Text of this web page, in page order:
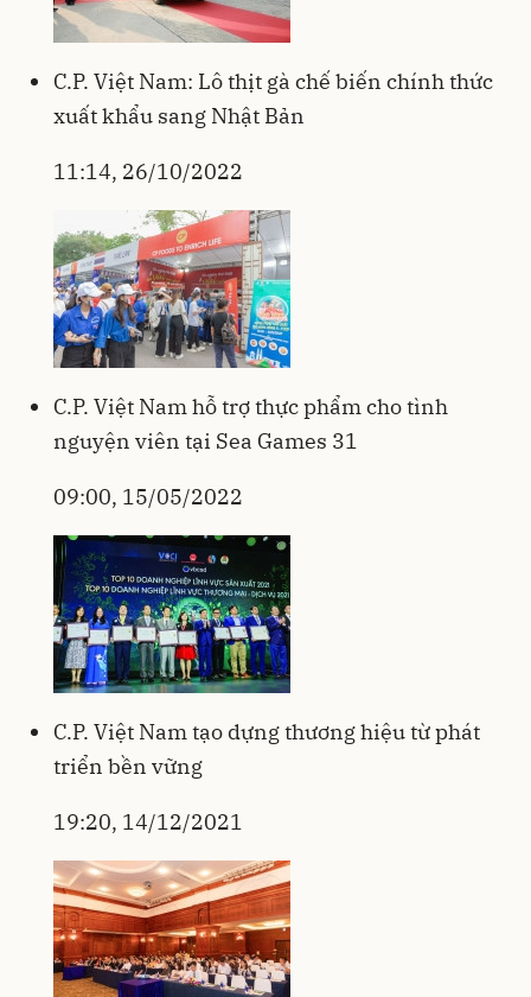
C.P. Việt Nam: Lô thịt gà chế biến chính thức
xuất khẩu sang Nhật Bản
11:14, 26/10/2022
C.P. Việt Nam hỗ trợ thực phẩm cho tình
nguyện viên tại Sea Games 31
09:00, 15/05/2022
C.P. Việt Nam tạo dựng thương hiệu từ phát
triển bền vững
19:20, 14/12/2021